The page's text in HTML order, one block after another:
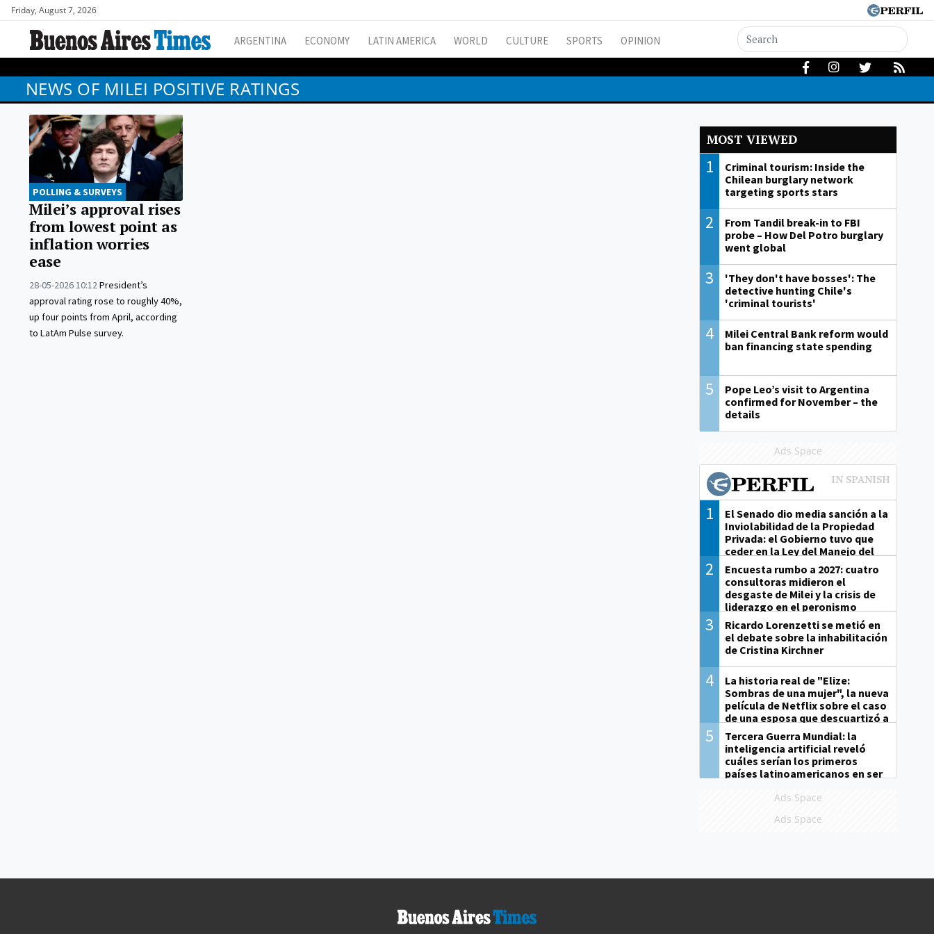
Friday, August 7, 2026
ARGENTINA ECONOMY LATIN AMERICA WORLD CULTURE SPORTS OPINION
NEWS OF MILEI POSITIVE RATINGS
POLLING & SURVEYS
Milei’s approval rises
from lowest point as
inflation worries
ease
28-05-2026 10:12President’s
approval rating rose to roughly 40%,
up four points from April, according
to LatAm Pulse survey.
MOST VIEWED
1
Criminal tourism: Inside the
Chilean burglary network
targeting sports stars
2
From Tandil break-in to FBI
probe – How Del Potro burglary
went global
3
'They don't have bosses': The
detective hunting Chile's
'criminal tourists'
4
Milei Central Bank reform would
ban financing state spending
5
Pope Leo’s visit to Argentina
confirmed for November – the
details
Ads Space
1
El Senado dio media sanción a la
Inviolabilidad de la Propiedad
Privada: el Gobierno tuvo que
ceder en la Ley del Manejo del
Fuego
2
Encuesta rumbo a 2027: cuatro
consultoras midieron el
desgaste de Milei y la crisis de
liderazgo en el peronismo
3
Ricardo Lorenzetti se metió en
el debate sobre la inhabilitación
de Cristina Kirchner
4
La historia real de "Elize:
Sombras de una mujer", la nueva
película de Netflix sobre el caso
de una esposa que descuartizó a
su marido
5
Tercera Guerra Mundial: la
inteligencia artificial reveló
cuáles serían los primeros
países latinoamericanos en ser
Ads Space
Ads Space